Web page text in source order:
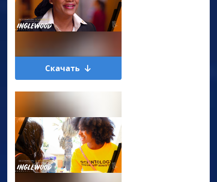
Скачать